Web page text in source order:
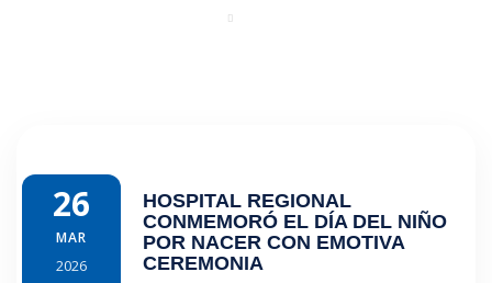
26
MAR
2026
HOSPITAL REGIONAL
CONMEMORÓ EL DÍA DEL NIÑO
POR NACER CON EMOTIVA
CEREMONIA